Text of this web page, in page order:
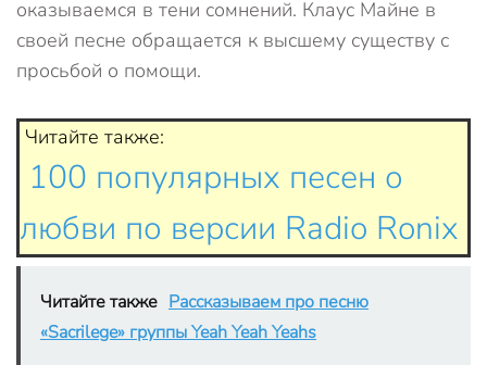
оказываемся в тени сомнений. Клаус Майне в
своей песне обращается к высшему существу с
просьбой о помощи.
Читайте также:
100 популярных песен о
любви по версии Radio Ronix
Читайте также Рассказываем про песню
«Sacrilege» группы Yeah Yeah Yeahs